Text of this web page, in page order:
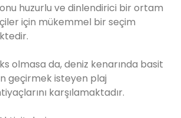
huzurlu ve dinlendirici bir ortam
için mükemmel bir seçim
olmasa da, deniz kenarında basit
geçirmek isteyen plaj
karşılamaktadır.